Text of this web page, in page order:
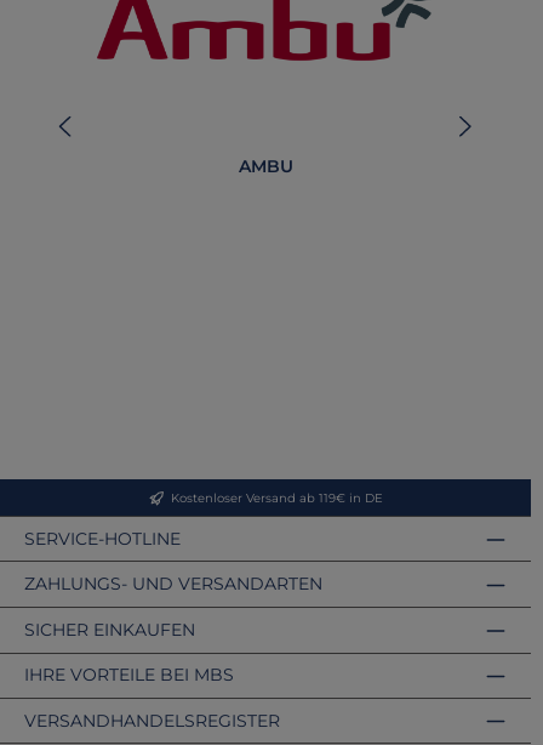
AMBU
Kostenloser Versand ab 119€ in DE
SERVICE-HOTLINE
ZAHLUNGS- UND VERSANDARTEN
VERSANDHANDELSREGISTER
SICHER EINKAUFEN
IHRE VORTEILE BEI MBS